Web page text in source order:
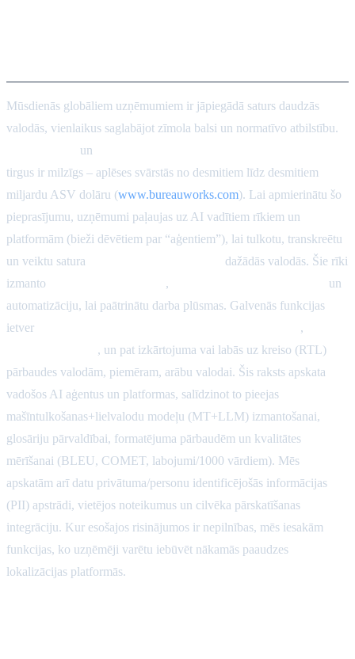
Mūsdienās globāliem uzņēmumiem ir jāpiegādā saturs daudzās
valodās, vienlaikus saglabājot zīmola balsi un normatīvo atbilstību.
un
tirgus ir milzīgs – aplēses svārstās no desmitiem līdz desmitiem
miljardu ASV dolāru (www.bureauworks.com). Lai apmierinātu šo
pieprasījumu, uzņēmumi paļaujas uz AI vadītiem rīkiem un
platformām (bieži dēvētiem par “aģentiem”), lai tulkotu, transkreētu
un veiktu satura
dažādās valodās. Šie rīki
izmanto
,
un
automatizāciju, lai paātrinātu darba plūsmas. Galvenās funkcijas
ietver
,
, un pat izkārtojuma vai labās uz kreiso (RTL)
pārbaudes valodām, piemēram, arābu valodai. Šis raksts apskata
vadošos AI aģentus un platformas, salīdzinot to pieejas
mašīntulkošanas+lielvalodu modeļu (MT+LLM) izmantošanai,
glosāriju pārvaldībai, formatējuma pārbaudēm un kvalitātes
mērīšanai (BLEU, COMET, labojumi/1000 vārdiem). Mēs
apskatām arī datu privātuma/personu identificējošās informācijas
(PII) apstrādi, vietējos noteikumus un cilvēka pārskatīšanas
integrāciju. Kur esošajos risinājumos ir nepilnības, mēs iesakām
funkcijas, ko uzņēmēji varētu iebūvēt nākamās paaudzes
lokalizācijas platformās.